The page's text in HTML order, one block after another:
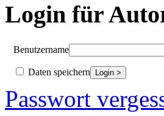
Login für
Benutzername
Daten speichern
Passwort